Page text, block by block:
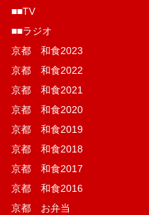
■■TV
■■ラジオ
京都 和食2023
京都 和食2022
京都 和食2021
京都 和食2020
京都 和食2019
京都 和食2018
京都 和食2017
京都 和食2016
京都 お弁当